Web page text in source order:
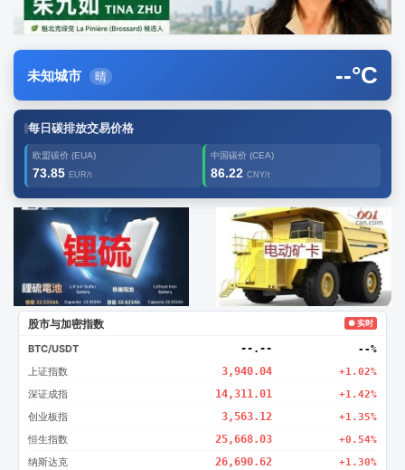
未知城市 晴 --°C
每日碳排放交易价格
欧盟碳价 (EUA)
73.85 EUR/t
中国碳价 (CEA)
86.22 CNY/t
广告2 创新
股市与加密指数 ● 实时
BTC/USDT --.-- --%
上证指数 3,940.04 +1.02%
深证成指 14,311.01 +1.42%
创业板指 3,563.12 +1.35%
恒生指数 25,668.03 +0.54%
纳斯达克 26,690.62 +1.30%